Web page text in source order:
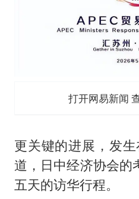
打开网易新闻
更关键的进展，发
道，日中经济协会的
五天的访华行程。